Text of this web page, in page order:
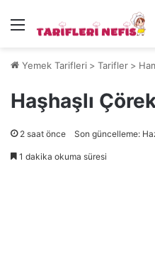
Menü
Yemek Tarifleri > Tarifler >
Haşhaşlı Çörek
2 saat önce Son güncelleme:
1 dakika okuma süresi